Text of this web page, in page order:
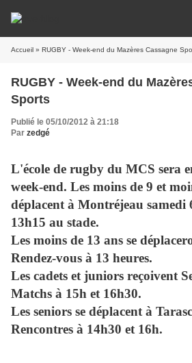
Accueil » RUGBY - Week-end du Mazères Cassagne
RUGBY - Week-end du
Sports
Publié le 05/10/2012 à 21:18
Par zedgé
L'école de rugby du MCS sera
week-end. Les moins de 9 et
déplacent à Montréjeau samedi
13h15 au stade.
Les moins de 13 ans se
Rendez-vous à 13 heures.
Les cadets et juniors reçoivent
Matchs à 15h et 16h30.
Les seniors se déplacent à
Rencontres à 14h30 et 16h.